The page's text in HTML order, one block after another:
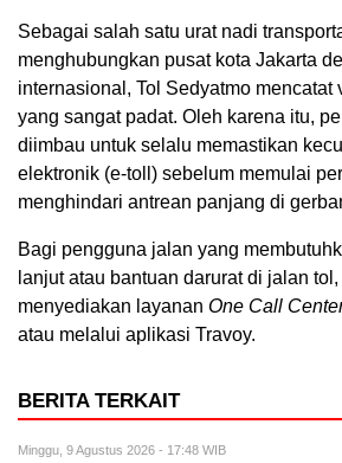
Sebagai salah satu urat nadi
menghubungkan pusat kota Jakarta
internasional, Tol Sedyatmo mencatat
yang sangat padat. Oleh karena itu,
diimbau untuk selalu memastikan
elektronik (e-toll) sebelum memulai
menghindari antrean panjang di
Bagi pengguna jalan yang
lanjut atau bantuan darurat di jalan
menyediakan layanan One Call
atau melalui aplikasi Travoy.
BERITA TERKAIT
Minggu, 9 Agustus 2026 - 17:48 WIB